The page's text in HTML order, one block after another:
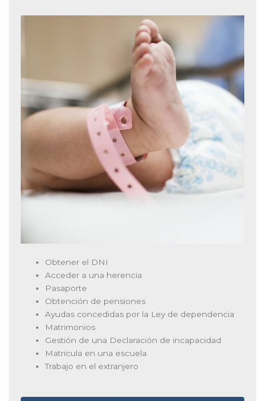
Obtener el DNI
Acceder a una herencia
Pasaporte
Obtención de pensiones
Ayudas concedidas por la Ley de dependencia
Matrimonios
Gestión de una Declaración de incapacidad
Matricula en una escuela
Trabajo en el extranjero